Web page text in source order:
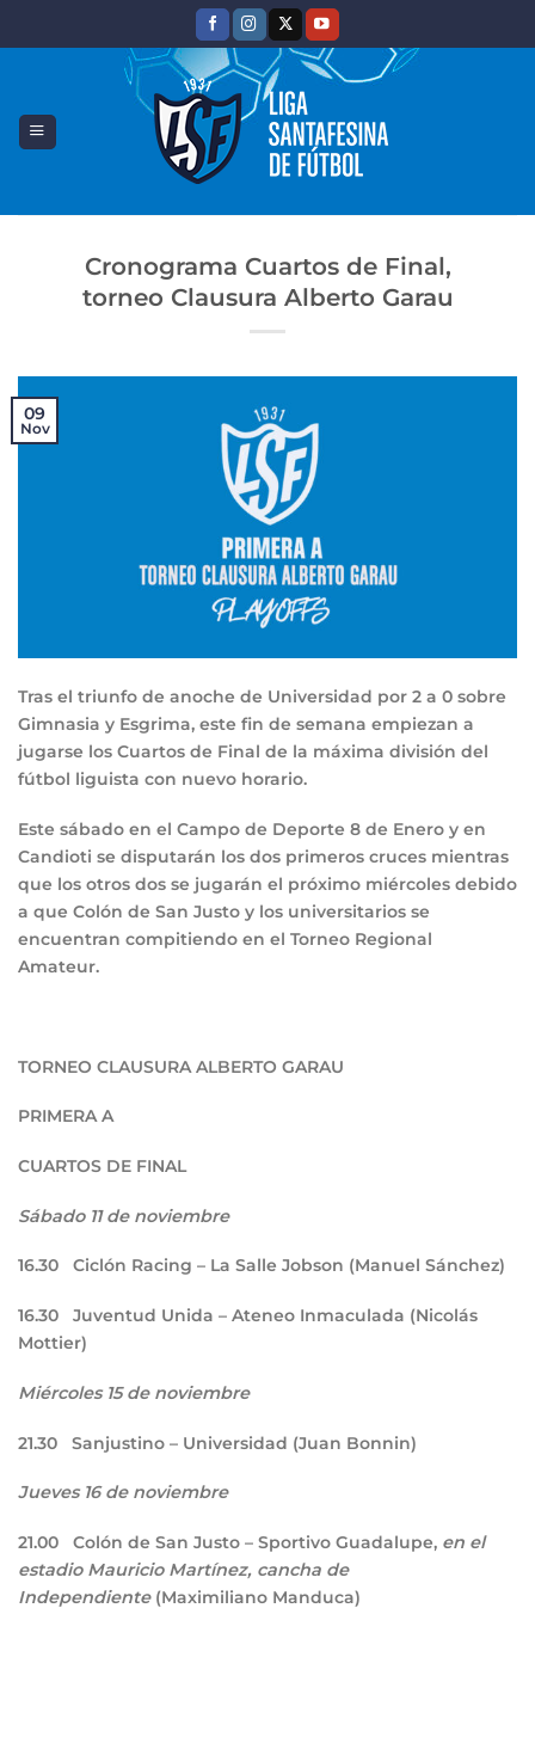
Cronograma Cuartos de Final,
torneo Clausura Alberto Garau
09
Nov
Tras el triunfo de anoche de Universidad por 2 a 0 sobre
Gimnasia y Esgrima, este fin de semana empiezan a
jugarse los Cuartos de Final de la máxima división del
fútbol liguista con nuevo horario.
Este sábado en el Campo de Deporte 8 de Enero y en
Candioti se disputarán los dos primeros cruces mientras
que los otros dos se jugarán el próximo miércoles debido
a que Colón de San Justo y los universitarios se
encuentran compitiendo en el Torneo Regional
Amateur.
TORNEO CLAUSURA ALBERTO GARAU
PRIMERA A
CUARTOS DE FINAL
Sábado 11 de noviembre
16.30 Ciclón Racing – La Salle Jobson (Manuel Sánchez)
16.30
Juventud Unida – Ateneo Inmaculada (Nicolás
Mottier)
Miércoles 15 de noviembre
21.30 Sanjustino – Universidad (Juan Bonnin)
Jueves 16 de noviembre
21.00 Colón de San Justo – Sportivo Guadalupe, en el
estadio Mauricio Martínez, cancha de
Independiente (Maximiliano Manduca)